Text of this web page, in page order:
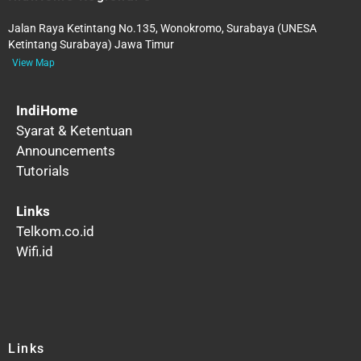
Jalan Raya Ketintang No.135, Wonokromo, Surabaya (UNESA
Ketintang Surabaya) Jawa Timur
View Map
IndiHome
Syarat & Ketentuan
Announcements
Tutorials
Links
Telkom.co.id
Wifi.id
Links